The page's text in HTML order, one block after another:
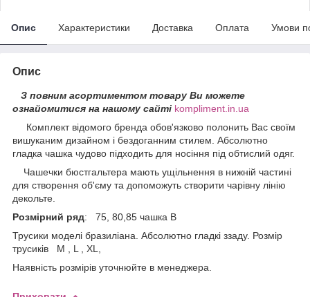
Опис Характеристики Доставка Оплата Умови
Опис
З повним асортиментом товару Ви можете
ознайомитися на нашому сайті kompliment.in.ua
Комплект відомого бренда обов'язково полонить Вас своїм
вишуканим дизайном і бездоганним стилем. Абсолютно
гладка чашка чудово підходить для носіння під обтислий одяг.
Чашечки бюстгальтера мають ущільнення в нижній частині
для створення об'єму та допоможуть створити чарівну лінію
декольте.
Розмірний ряд: 75, 80,85 чашка В
Трусики моделі бразиліана. Абсолютно гладкі ззаду. Розмір
трусиків M , L , XL,
Наявність розмірів уточнюйте в менеджера.